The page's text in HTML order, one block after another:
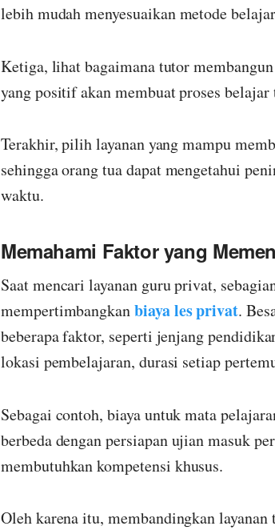
lebih mudah menyesuaikan metode
Ketiga, lihat bagaimana tutor
yang positif akan membuat proses belajar
Terakhir, pilih layanan yang mampu
sehingga orang tua dapat mengetahui
waktu.
Memahami Faktor yang
Saat mencari layanan guru privat,
mempertimbangkanbiaya les privat.
beberapa faktor, seperti jenjang
lokasi pembelajaran, durasi setiap
Sebagai contoh, biaya untuk mata
berbeda dengan persiapan ujian masuk
membutuhkan kompetensi khusus.
Oleh karena itu, membandingkan